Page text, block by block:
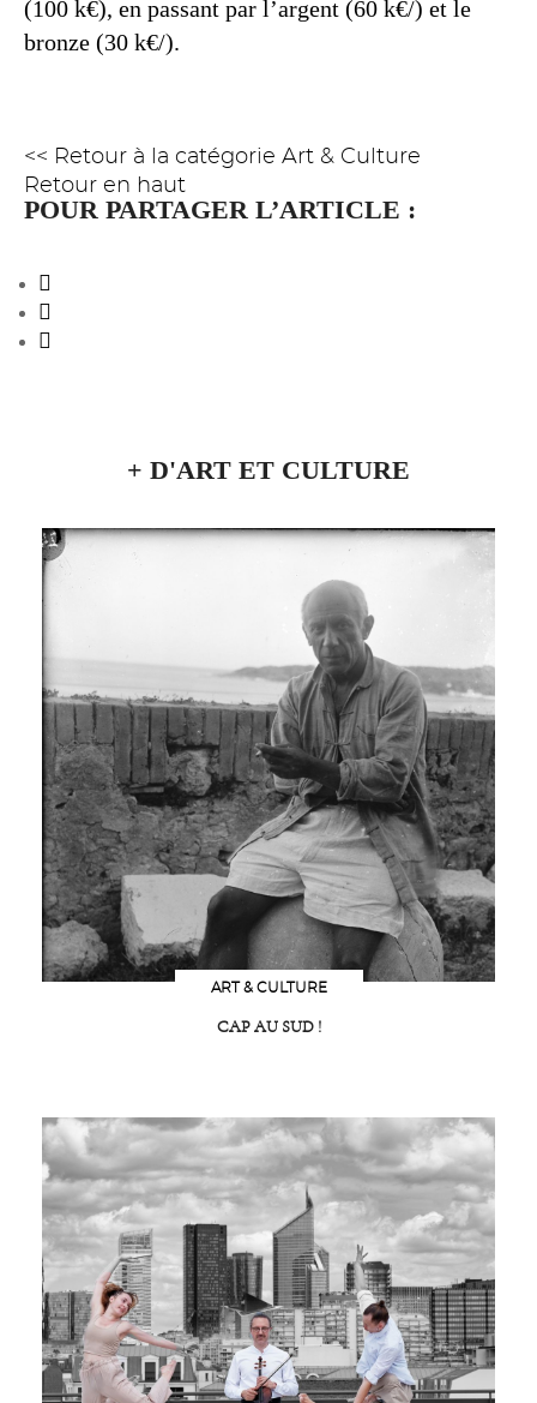
(100 k€), en passant par l’argent (60 k€/) et le
bronze (30 k€/).
<< Retour à la catégorie Art & Culture
Retour en haut
POUR PARTAGER L’ARTICLE :
+ D'ART ET CULTURE
ART & CULTURE
CAP AU SUD !